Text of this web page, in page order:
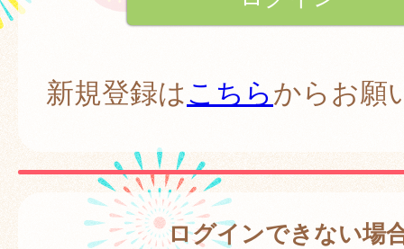
新規登録はこちらからお願
ログインできない場